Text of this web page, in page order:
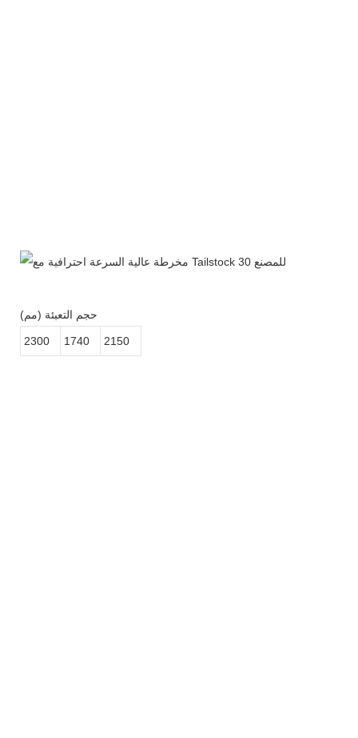
حجم التعبئة (مم)
2300 1740 2150